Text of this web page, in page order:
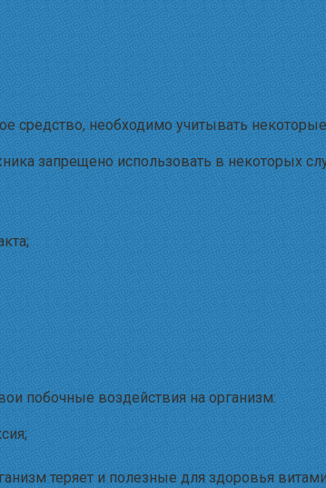
средство, необходимо учитывать
запрещено использовать в некоторых
побочные воздействия на организм:
теряет и полезные для здоровья